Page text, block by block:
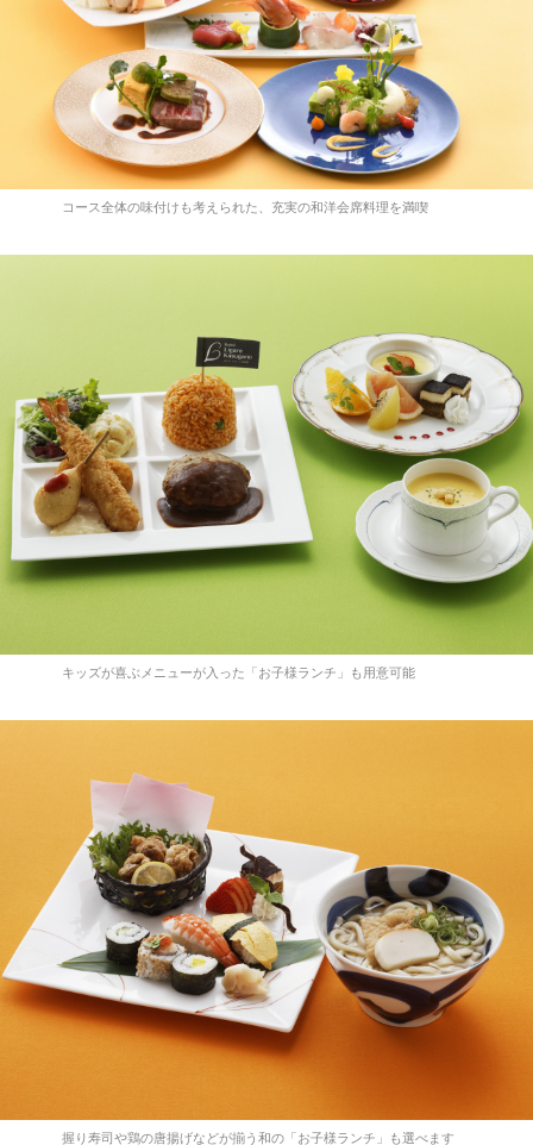
コース全体の味付けも考えられた、充実の和洋会席料理を満喫
キッズが喜ぶメニューが入った「お子様ランチ」も用意可能
握り寿司や鶏の唐揚げなどが揃う和の「お子様ランチ」も選べます